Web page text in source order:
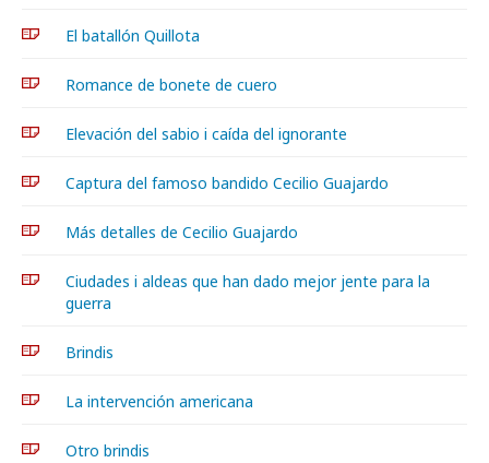
El batallón Quillota
Romance de bonete de cuero
Elevación del sabio i caída del ignorante
Captura del famoso bandido Cecilio Guajardo
Más detalles de Cecilio Guajardo
Ciudades i aldeas que han dado mejor jente para la
guerra
Brindis
La intervención americana
Otro brindis